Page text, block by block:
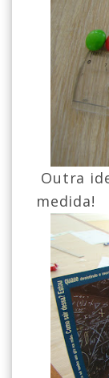
Outra
medida!